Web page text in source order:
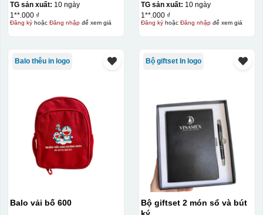
đây là kiểu hộp quay xách lót lụa chỉ khác là thêm quai
Hộp xi lót lụa
Hộp xi ấm chén
TG sản xuất: 10 ngày
1**.000 ₫
Đăng kýhoặc Đăng nhậpđể xem giá
TG sản xuất: 10 ngày
1**.000 ₫
Đăng kýhoặc Đăng nhậpđể xem giá
Balo thêu in logo
Balo vải bố 600
Bộ giftset In logo
Bộ giftset 2 món sổ và bút